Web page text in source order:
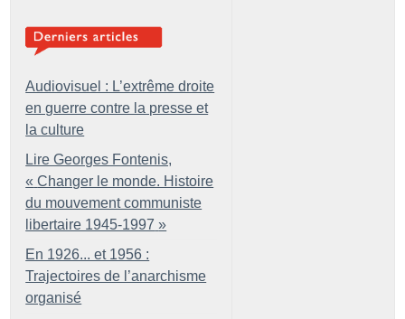
Audiovisuel : L’extrême droite
en guerre contre la presse et
la culture
Lire Georges Fontenis,
« Changer le monde. Histoire
du mouvement communiste
libertaire 1945-1997 »
En 1926... et 1956 :
Trajectoires de l’anarchisme
organisé